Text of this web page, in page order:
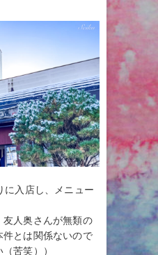
に入店し、メニュー
友人奥さんが無類の
とは関係ないので
苦笑））